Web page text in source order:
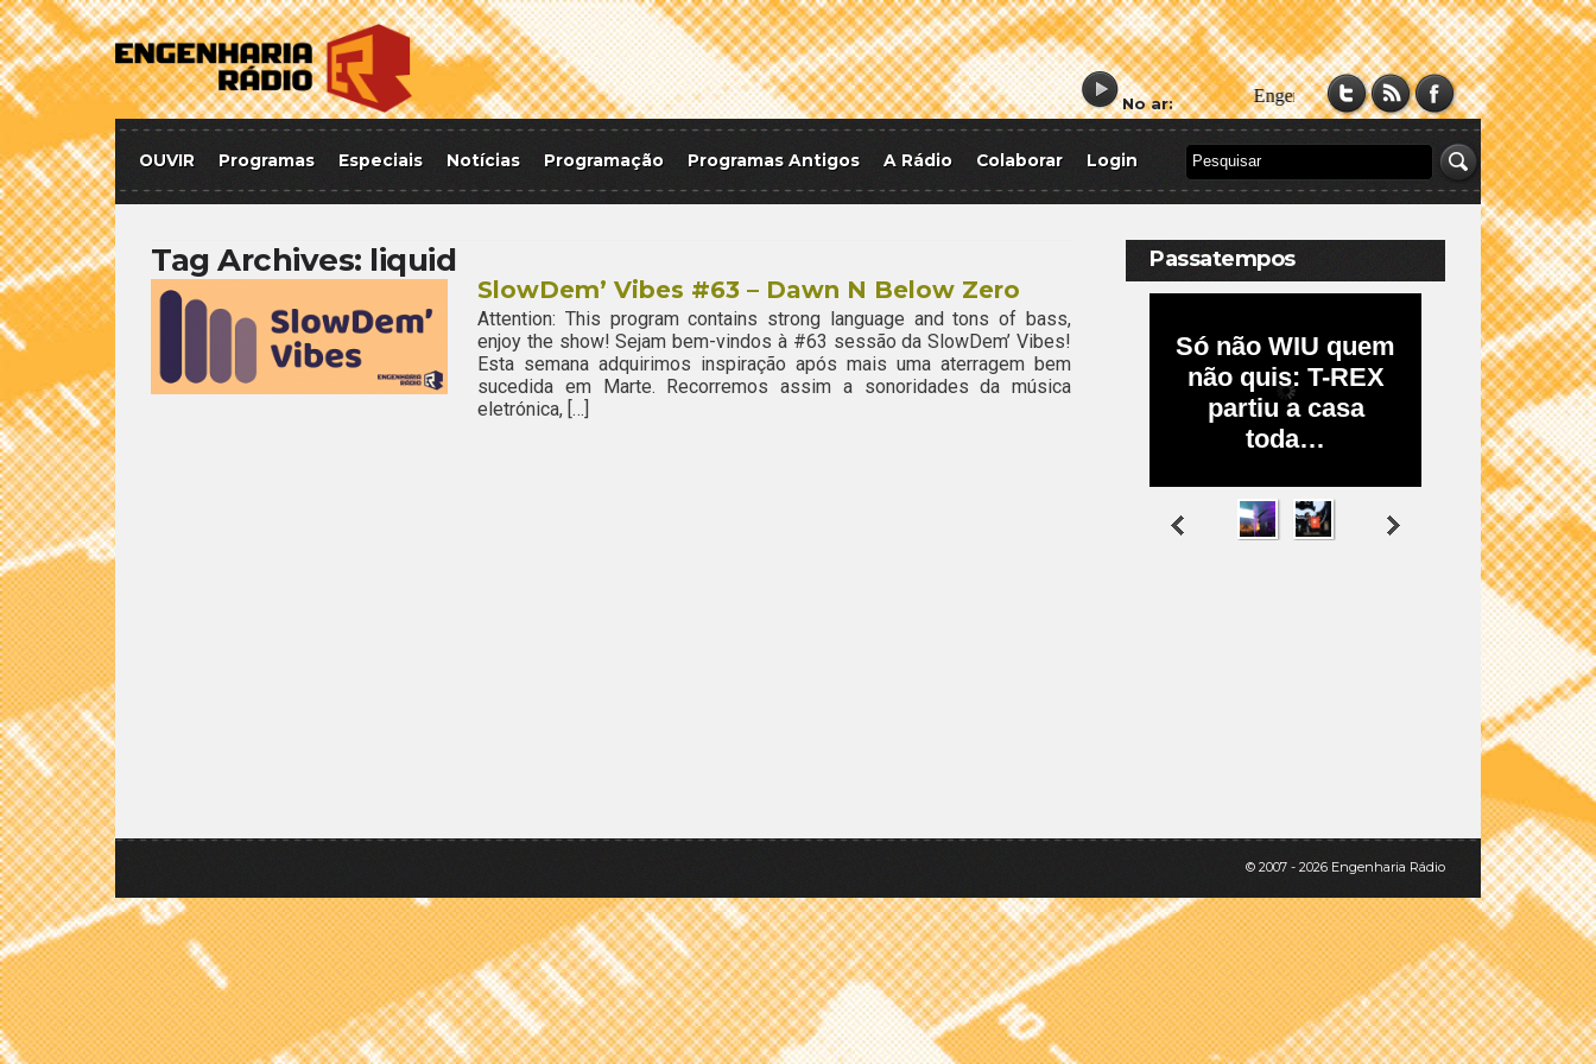
No ar:
OUVIR Programas Especiais Notícias Programação Programas Antigos A Rádio Colaborar Login
Tag Archives: liquid
SlowDem’ Vibes #63 – Dawn N Below Zero
Attention: This program contains strong language and tons of bass,
enjoy the show! Sejam bem-vindos à #63 sessão da SlowDem’ Vibes!
Esta semana adquirimos inspiração após mais uma aterragem bem
sucedida em Marte. Recorremos assim a sonoridades da música
eletrónica, […]
Passatempos
© 2007 - 2026 Engenharia Rádio